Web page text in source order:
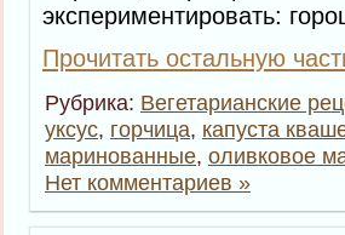
экспериментировать:
Прочитать остальную
Рубрика: Вегетарианские
уксус, горчица, капуста
маринованные, оливковое
Нет комментариев »